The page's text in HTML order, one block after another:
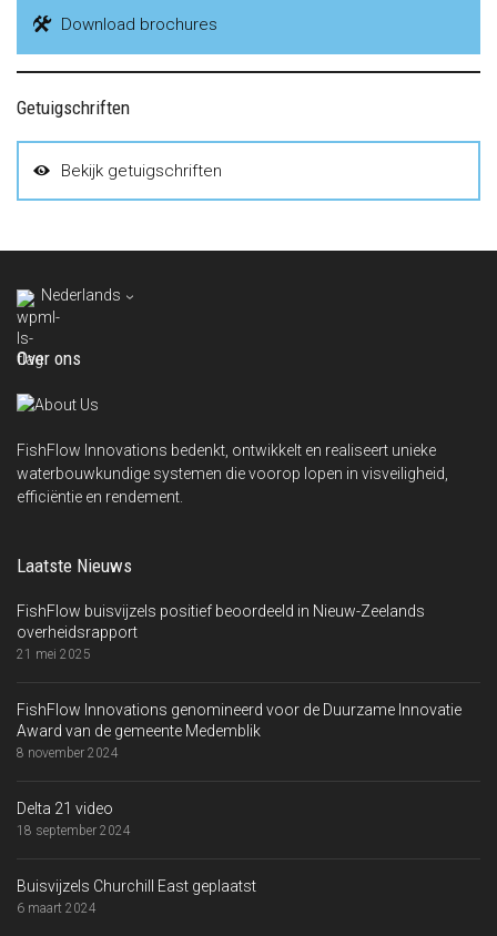
Download brochures
Getuigschriften
Bekijk getuigschriften
Nederlands
Over ons
FishFlow Innovations bedenkt, ontwikkelt en realiseert unieke
waterbouwkundige systemen die voorop lopen in visveiligheid,
efficiëntie en rendement.
Laatste Nieuws
FishFlow buisvijzels positief beoordeeld in Nieuw-Zeelands
overheidsrapport
21 mei 2025
FishFlow Innovations genomineerd voor de Duurzame Innovatie
Award van de gemeente Medemblik
8 november 2024
Delta 21 video
18 september 2024
Buisvijzels Churchill East geplaatst
6 maart 2024